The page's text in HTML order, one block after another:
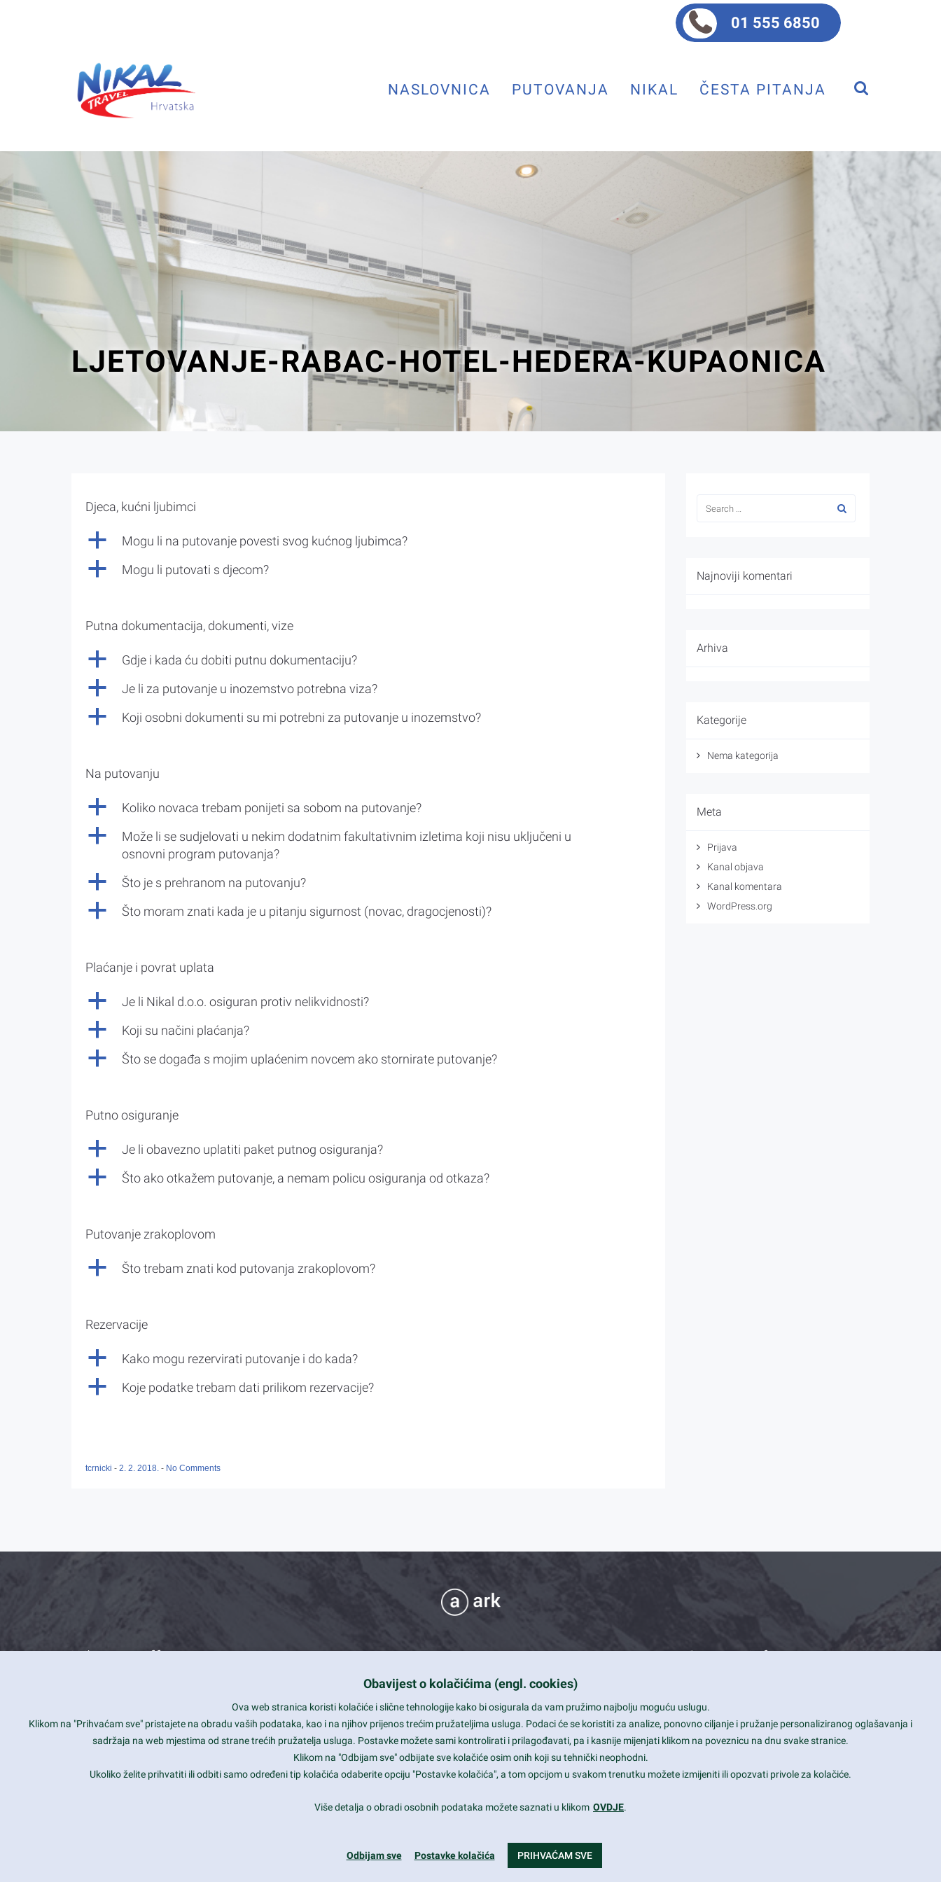
01 555 6850
NASLOVNICA PUTOVANJA NIKAL ČESTA PITANJA
LJETOVANJE-RABAC-HOTEL-HEDERA-KUPAONICA
Djeca, kućni ljubimci
a Mogu li na putovanje povesti svog kućnog ljubimca?
a Mogu li putovati s djecom?
Putna dokumentacija, dokumenti, vize
a Gdje i kada ću dobiti putnu dokumentaciju?
a Je li za putovanje u inozemstvo potrebna viza?
a Koji osobni dokumenti su mi potrebni za putovanje u inozemstvo?
Na putovanju
a Koliko novaca trebam ponijeti sa sobom na putovanje?
a
Može li se sudjelovati u nekim dodatnim fakultativnim izletima koji nisu uključeni u
osnovni program putovanja?
a Što je s prehranom na putovanju?
a Što moram znati kada je u pitanju sigurnost (novac, dragocjenosti)?
Plaćanje i povrat uplata
a Je li Nikal d.o.o. osiguran protiv nelikvidnosti?
a Koji su načini plaćanja?
a Što se događa s mojim uplaćenim novcem ako stornirate putovanje?
Putno osiguranje
a Je li obavezno uplatiti paket putnog osiguranja?
a Što ako otkažem putovanje, a nemam policu osiguranja od otkaza?
Putovanje zrakoplovom
a Što trebam znati kod putovanja zrakoplovom?
Rezervacije
a Kako mogu rezervirati putovanje i do kada?
a Koje podatke trebam dati prilikom rezervacije?
tcrnicki - 2. 2. 2018. - No Comments
Najnoviji komentari
Arhiva
Kategorije
Nema kategorija
Meta
Prijava
Kanal objava
Kanal komentara
WordPress.org
What we offer
Is your website user friendly?
Ark offers weekly stunning designs.
Why our customers love Ark?
Smart and beautiful design
Unlimited Eelements
Mobile ready
Contact Info
View, CA 94043
+1 650-253-0000
Daily: 9:00 am - 6:00 pm
Obavijest o kolačićima (engl. cookies)
Ova web stranica koristi kolačiće i slične tehnologije kako bi osigurala da vam pružimo najbolju moguću uslugu.
Klikom na "Prihvaćam sve" pristajete na obradu vaših podataka, kao i na njihov prijenos trećim pružateljima usluga. Podaci će se koristiti za analize, ponovno ciljanje i pružanje personaliziranog oglašavanja i
sadržaja na web mjestima od strane trećih pružatelja usluga. Postavke možete sami kontrolirati i prilagođavati, pa i kasnije mijenjati klikom na poveznicu na dnu svake stranice.
Klikom na "Odbijam sve" odbijate sve kolačiće osim onih koji su tehnički neophodni.
Ukoliko želite prihvatiti ili odbiti samo određeni tip kolačića odaberite opciju "Postavke kolačića", a tom opcijom u svakom trenutku možete izmijeniti ili opozvati privole za kolačiće.
Više detalja o obradi osobnih podataka možete saznati u klikom OVDJE.
Odbijam sve Postavke kolačića PRIHVAĆAM SVE